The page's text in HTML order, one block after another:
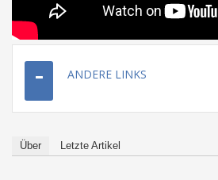
ANDERE LINKS
Über Letzte Artikel